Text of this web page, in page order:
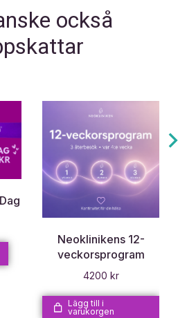
också
Neoklinikens 12-
veckorsprogram
4200 kr
Lägg till i
varukorgen